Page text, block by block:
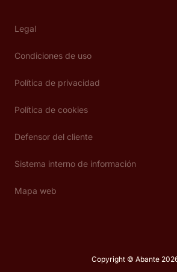
Legal
Condiciones de uso
Política de privacidad
Política de cookies
Defensor del cliente
Sistema interno de información
Mapa web
Copyright © Abante